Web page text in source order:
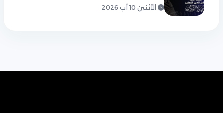
الأثنين 10 آب 2026